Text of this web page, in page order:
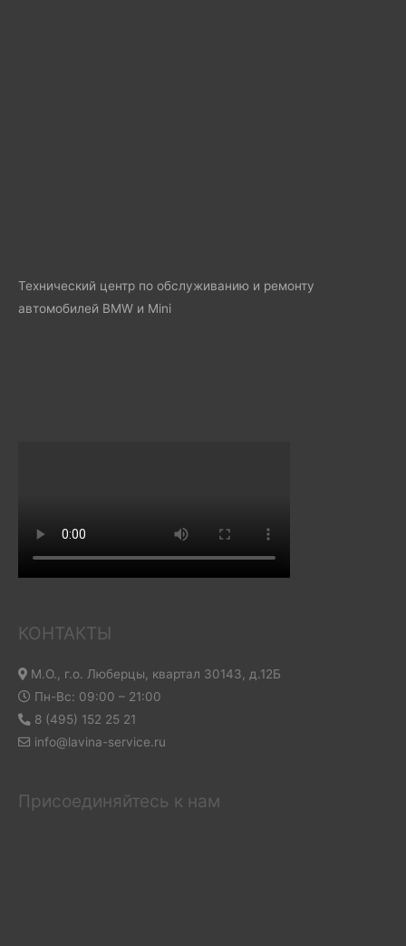
Технический центр по обслуживанию и ремонту
автомобилей BMW и Mini
КОНТАКТЫ
М.О., г.о. Люберцы, квартал 30143, д.12Б
Пн-Вс: 09:00 – 21:00
8 (495) 152 25 21
info@lavina-service.ru
Присоединяйтесь к нам